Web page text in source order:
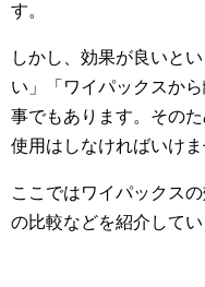
す。
しかし、効果が良いと
い」「ワイパックスか
事でもあります。その
使用はしなければいけま
ここではワイパックス
の比較などを紹介してい